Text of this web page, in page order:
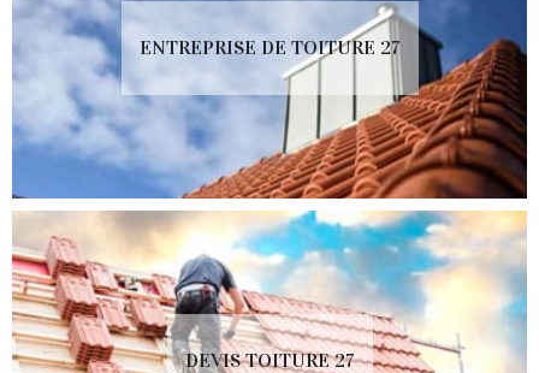
ENTREPRISE DE TOITURE 27
DEVIS TOITURE 27